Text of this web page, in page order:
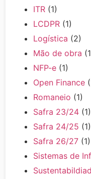
ITR (1)
LCDPR (1)
Logística (2)
Mão de obra
NFP-e (1)
Open Finance
Romaneio (1)
Safra 23/24 (1)
Safra 24/25 (1)
Safra 26/27 (1)
Sistemas de